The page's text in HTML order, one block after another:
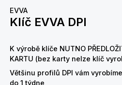
EVVA
Klíč EVVA DPI
K výrobě klíče NUTNO
KARTU (bez karty nelze klíč
Většinu profilů DPI vám
do 1 týdne